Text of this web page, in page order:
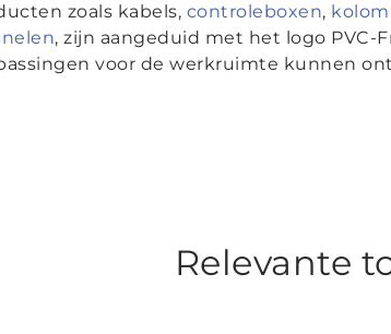
zoals kabels, controleboxen,
, zijn aangeduid met het logo PVC-
voor de werkruimte kunnen
Relevante